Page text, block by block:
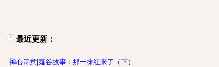
最近更新：
禅心诗意|薤谷故事：那一抹红来了（下）